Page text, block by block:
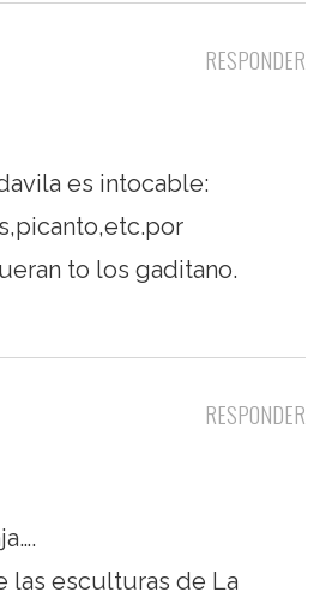
RESPONDER
es intocable:
to los gaditano.
RESPONDER
las esculturas de La